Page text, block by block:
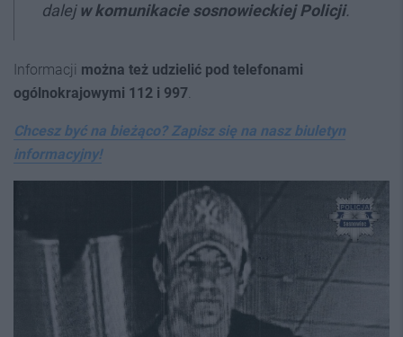
dalej w komunikacie sosnowieckiej Policji.
Informacji można też udzielić pod telefonami
ogólnokrajowymi 112 i 997.
Chcesz być na bieżąco? Zapisz się na nasz biuletyn
informacyjny!